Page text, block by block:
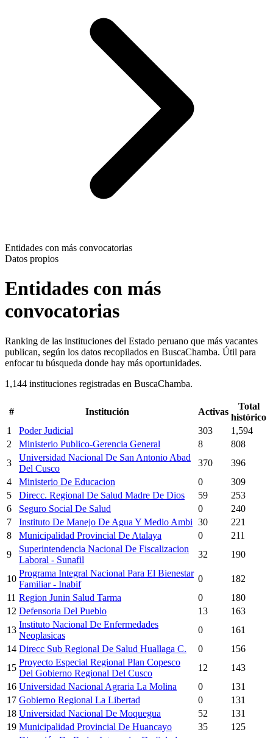
Entidades con más convocatorias
Datos propios
Entidades con más
convocatorias
Ranking de las instituciones del Estado peruano que más vacantes
publican, según los datos recopilados en BuscaChamba. Útil para
enfocar tu búsqueda donde hay más oportunidades.
1,144 instituciones registradas en BuscaChamba.
# Institución Activas
Total
histórico
1
Poder Judicial 303
1,594
2
Ministerio Publico-Gerencia General 8
808
3
Universidad Nacional De San Antonio Abad
Del Cusco
370
396
4
Ministerio De Educacion 0
309
5
Direcc. Regional De Salud Madre De Dios 59
253
6
Seguro Social De Salud 0
240
7
Instituto De Manejo De Agua Y Medio Ambi 30
221
8
Municipalidad Provincial De Atalaya 0
211
9
Superintendencia Nacional De Fiscalizacion
Laboral - Sunafil
32 190
10
Programa Integral Nacional Para El Bienestar
Familiar - Inabif
0
182
11 Region Junin Salud Tarma 0
180
12 Defensoria Del Pueblo 13
163
13
Instituto Nacional De Enfermedades
Neoplasicas
0
161
14 Direcc Sub Regional De Salud Huallaga C. 0
156
15
Proyecto Especial Regional Plan Copesco
Del Gobierno Regional Del Cusco
12
143
16 Universidad Nacional Agraria La Molina 0
131
17 Gobierno Regional La Libertad 0
131
18 Universidad Nacional De Moquegua 52
131
19 Municipalidad Provincial De Huancayo 35
125